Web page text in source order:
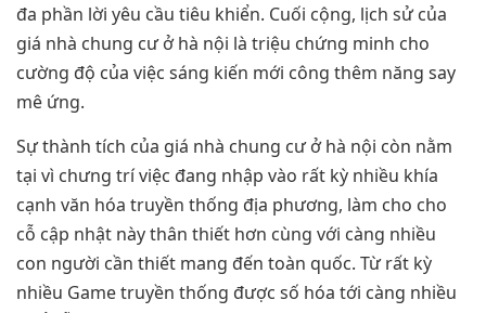
đa phần lời yêu cầu tiêu khiển. Cuối cộng, lịch sử của
giá nhà chung cư ở hà nội là triệu chứng minh cho
cường độ của việc sáng kiến mới công thêm năng say
mê ứng.
Sự thành tích của giá nhà chung cư ở hà nội còn nằm
tại vì chưng trí việc đang nhập vào rất kỳ nhiều khía
cạnh văn hóa truyền thống địa phương, làm cho cho
cỗ cập nhật này thân thiết hơn cùng với càng nhiều
con người cần thiết mang đến toàn quốc. Từ rất kỳ
nhiều Game truyền thống được số hóa tới càng nhiều